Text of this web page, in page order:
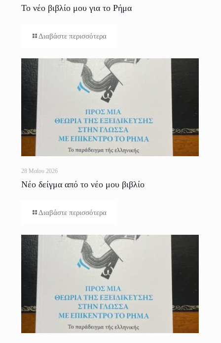
Το νέο βιβλίο μου για το Ρήμα
Διαβάστε περισσότερα
28 Μαΐου 2026
Νέο δείγμα από το νέο μου βιβλίο
Διαβάστε περισσότερα